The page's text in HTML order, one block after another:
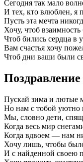
Сегодня так мало
И тех, кто влюблен, я
Пусть эта мечта
Хочу, чтоб взаимность
Чтоб бились сердца в
Вам счастья хочу
Чтоб дни ваши были
Пускай зима и лютые
Но нам с тобой уютно
Мы, словно дети,
Когда весь мир
Когда вдвоем — нам
Хочу лишь, чтобы
И с найденной своею